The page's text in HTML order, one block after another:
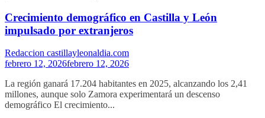
Crecimiento demográfico en Castilla y León
impulsado por extranjeros
Redaccion castillayleonaldia.com
febrero 12, 2026febrero 12, 2026
La región ganará 17.204 habitantes en 2025, alcanzando los 2,41
millones, aunque solo Zamora experimentará un descenso
demográfico El crecimiento...